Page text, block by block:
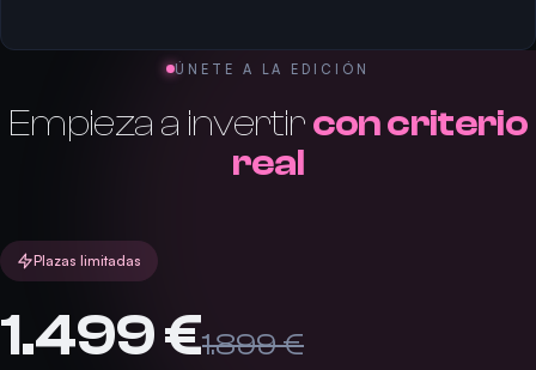
ÚNETE A LA EDICIÓN
Empieza a invertircon criterio
real
Plazas limitadas
1.499 €1.899 €